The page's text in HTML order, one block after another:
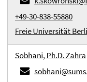
+49-30-838-55880
Freie Universität
Sobhani, Ph.D. Zahra